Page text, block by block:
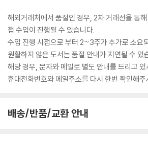
해외거래처에서 품절인 경우, 2차 거래선을 통
접 수입이 진행될 수 있습니다.
수입 진행 시점으로 부터 2~3주가 추가로 소요
원활하지 않은 도서는 품절 안내가 지연될 수 있
해당 경우, 문자와 메일로 별도 안내를 드리고
휴대전화번호와 메일주소를 다시 한번 확인해주
배송/반품/교환 안내